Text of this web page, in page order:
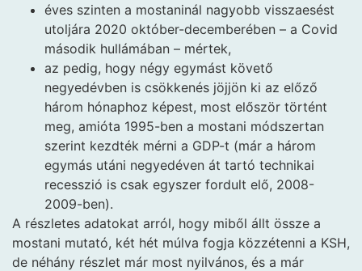
éves szinten a mostaninál nagyobb visszaesést
utoljára 2020 október-decemberében – a Covid
második hullámában – mértek,
az pedig, hogy négy egymást követő
negyedévben is csökkenés jöjjön ki az előző
három hónaphoz képest, most először történt
meg, amióta 1995-ben a mostani módszertan
szerint kezdték mérni a GDP-t (már a három
egymás utáni negyedéven át tartó technikai
recesszió is csak egyszer fordult elő, 2008-
2009-ben).
A részletes adatokat arról, hogy miből állt össze a
mostani mutató, két hét múlva fogja közzétenni a KSH,
de néhány részlet már most nyilvános, és a már